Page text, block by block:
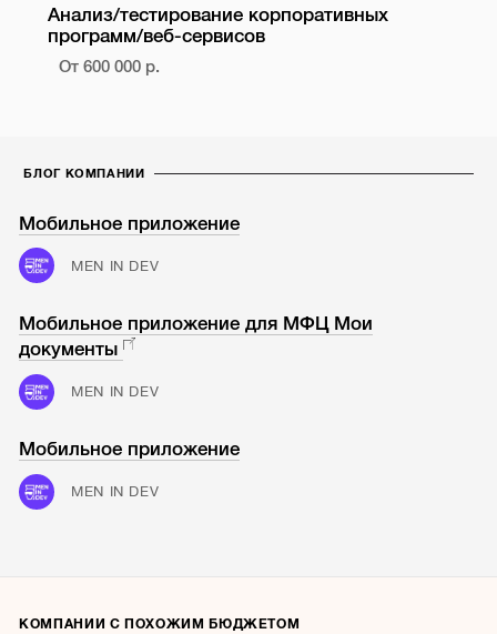
Анализ/тестирование корпоративных
программ/веб-сервисов
От 600 000 р.
БЛОГ КОМПАНИИ
Мобильное приложение
MEN IN DEV
Мобильное приложение для МФЦ Мои
документы
MEN IN DEV
Мобильное приложение
MEN IN DEV
КОМПАНИИ С ПОХОЖИМ БЮДЖЕТОМ